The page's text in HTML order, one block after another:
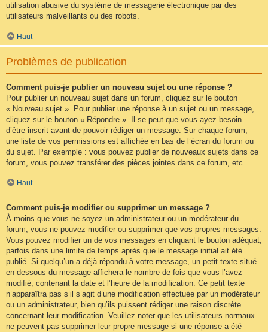
utilisation abusive du système de messagerie électronique par des
utilisateurs malveillants ou des robots.
Haut
Problèmes de publication
Comment puis-je publier un nouveau sujet ou une réponse ?
Pour publier un nouveau sujet dans un forum, cliquez sur le bouton
« Nouveau sujet ». Pour publier une réponse à un sujet ou un message,
cliquez sur le bouton « Répondre ». Il se peut que vous ayez besoin
d’être inscrit avant de pouvoir rédiger un message. Sur chaque forum,
une liste de vos permissions est affichée en bas de l’écran du forum ou
du sujet. Par exemple : vous pouvez publier de nouveaux sujets dans ce
forum, vous pouvez transférer des pièces jointes dans ce forum, etc.
Haut
Comment puis-je modifier ou supprimer un message ?
À moins que vous ne soyez un administrateur ou un modérateur du
forum, vous ne pouvez modifier ou supprimer que vos propres messages.
Vous pouvez modifier un de vos messages en cliquant le bouton adéquat,
parfois dans une limite de temps après que le message initial ait été
publié. Si quelqu’un a déjà répondu à votre message, un petit texte situé
en dessous du message affichera le nombre de fois que vous l’avez
modifié, contenant la date et l’heure de la modification. Ce petit texte
n’apparaîtra pas s’il s’agit d’une modification effectuée par un modérateur
ou un administrateur, bien qu’ils puissent rédiger une raison discrète
concernant leur modification. Veuillez noter que les utilisateurs normaux
ne peuvent pas supprimer leur propre message si une réponse a été